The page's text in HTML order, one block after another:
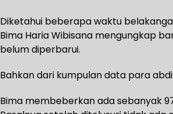
Diketahui beberapa waktu
Bima Haria Wibisana mengungkap
belum diperbarui.
Bahkan dari kumpulan data para
Bima membeberkan ada sebanyak